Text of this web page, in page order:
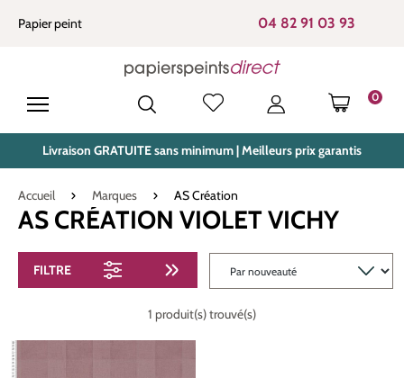
principal
Papier peint 04 82 91 03 93
0
LE
Livraison GRATUITE sans minimum | Meilleurs prix garantis
Accueil Marques AS Création
AS CRÉATION VIOLET VICHY
FILTRE
1 produit(s) trouvé(s)